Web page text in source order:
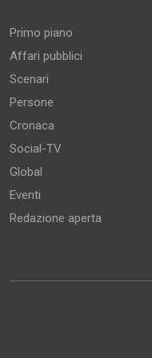
Primo piano
Affari pubblici
Scenari
Persone
Cronaca
Social-TV
Global
Eventi
Redazione aperta